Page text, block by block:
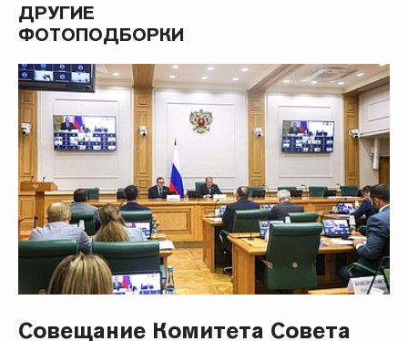
ДРУГИЕ
ФОТОПОДБОРКИ
Совещание Комитета Совета